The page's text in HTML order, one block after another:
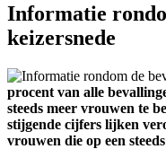
Informatie
keizersnede
procent van alle
steeds meer vrouwen te
stijgende cijfers lijken
vrouwen die op een